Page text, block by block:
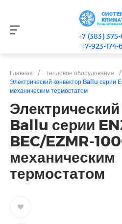
+7 (383)
+7-923-174-
Главная / Тепловое оборудование /
Электрический конвектор Ballu серии
механическим термостатом
Ballu серии
BEC/EZMR-
механическим
термостатом